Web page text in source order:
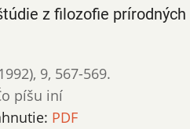
z filozofie
, 9, 567-569.
píšu iní
PDF